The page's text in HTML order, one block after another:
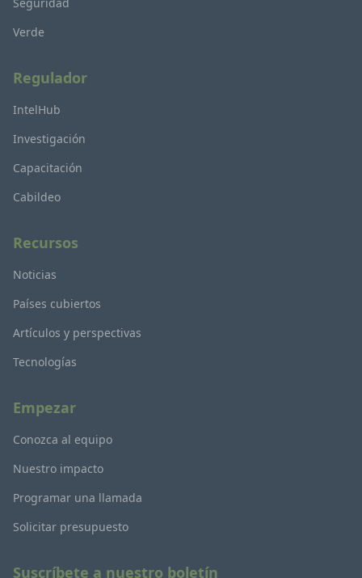
Seguridad
Verde
Regulador
IntelHub
Investigación
Capacitación
Cabildeo
Recursos
Noticias
Países cubiertos
Artículos y perspectivas
Tecnologías
Empezar
Conozca al equipo
Nuestro impacto
Programar una llamada
Solicitar presupuesto
Suscríbete a nuestro boletín